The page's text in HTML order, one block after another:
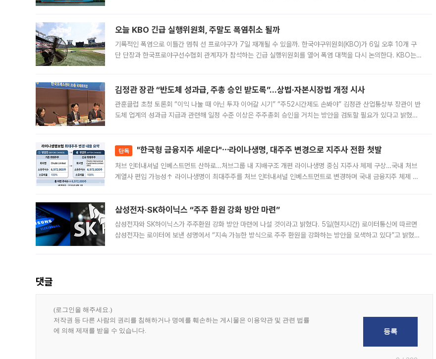
오늘 KBO 긴급 실행위원회, 주말도 폭염취소 될까
기록적인 폭염으로 이틀간 멈춰 선 프로야구가 7일 재개될 수 있을까. 한국야구위원회(KBO)가 6일 오후 10개 구
단 단장과 한국프로야구선수협회 관계자가 참석하는 긴급 실행위원회를 열어 폭염 대책을 다시 논의한다. KBO는
김정관 장관 “반도체 성과급, 주총 승인 받도록”…상법·자본시장법 개정 시사
관훈클럽 초청 토론회 “이익 나눌 때 아닌 투자 이어갈 시기” “주52시간제도 손봐야” 김정관 산업통상부 장관이 반
도체 업계의 성과급 지급과 관련해 일정 수준 이상은 주주총회 승인을 거치는 방안을 검토할 필요가 있다고 밝혔다.
단독 "한국형 금융지주 세운다"⋯라이나생명, 대주주 변경으로 지주사 전환 첫발
처브 인터내셔널 인베스트먼트 산하로…처브그룹 내 지배구조 개편 라이나생명 중심 지주사 체제 구상…국내 처브
계열사 편입 가능성↑ 라이나생명이 최대주주를 처브 인터내셔널 인베스트먼트로 변경하며 국내 금융지주 체제 구
삼성전자·SK하이닉스 “주주 환원 강화 방안 마련”
삼성전자와 SK하이닉스가 주주환원 강화 방안 마련에 나설 것이라고 밝혔다. 5일(현지시간) 로이터통신에 따르면
삼성전자는 로이터에 보낸 성명에서 “지속 가능한 방식으로 주주 환원을 강화하는 방안을 모색하고 있다”고 밝혔다.
댓글